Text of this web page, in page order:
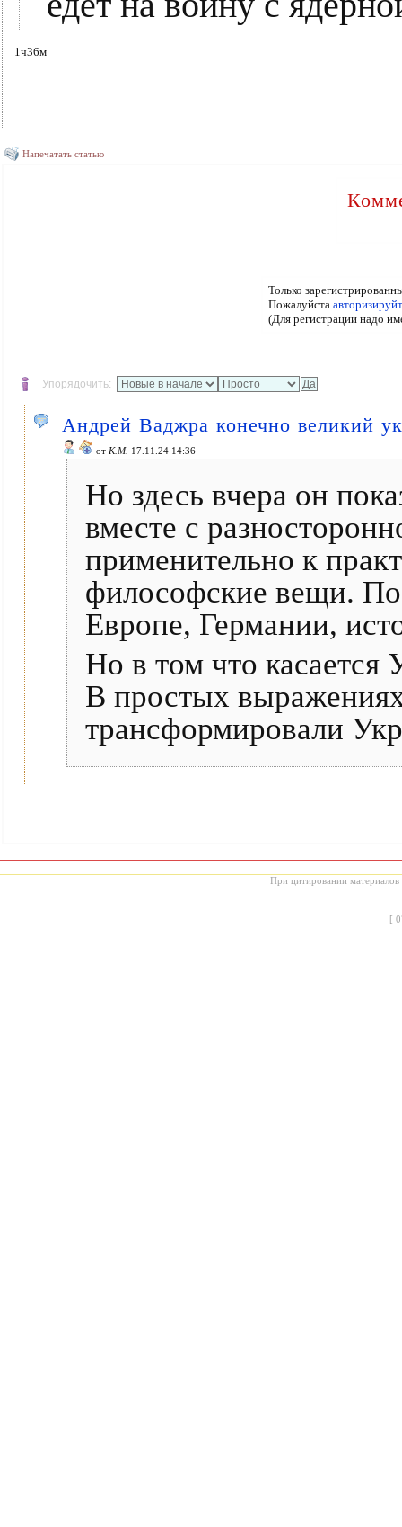
1ч36м
Напечатать статью
Только
Пожалуйста
(Для регистрации надо
Упорядочить:
Андрей Ваджра конечно великий
от К.М. 17.11.24 14:36
Но здесь вчера он
вместе с
применительно к
философские вещи.
Европе, Германии,
Но в том что
В простых
трансформировали
При цитировании материалов
[